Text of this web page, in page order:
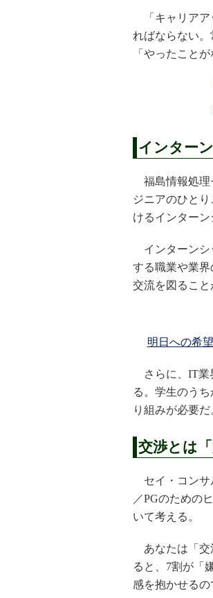
「キャリアア
ればならない
「やったこと
インター
福島情報処理
ジニアのひと
けるインターン
インターンシ
する職業や業
交流を図ること
明日への希
さらに、IT業
る。学生のう
り組みが必要だ
交渉とは
セイ・コンサ
／PGのための
いて考える。
あなたは「交
ると、7割が「
感を抱かせるの